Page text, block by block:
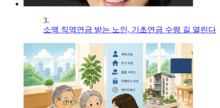
3.
소액 직역연금 받는 노인, 기초연금 수령 길 열린다